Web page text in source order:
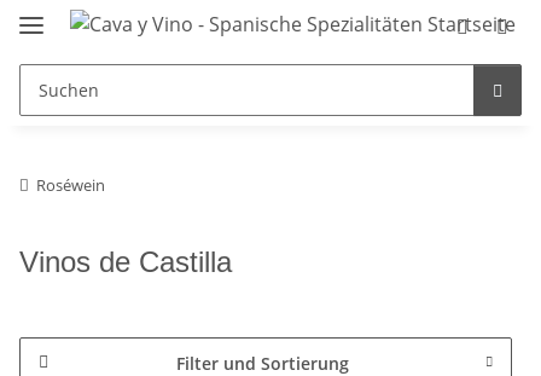
Roséwein
Vinos de Castilla
Filter und Sortierung